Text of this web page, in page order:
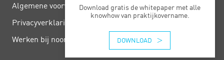
Download gratis de whitepaper met alle
knowhow van praktijkovername.
DOWNLOAD
Algemene voorwaarden
Privacy­verklaring
Werken bij noord negentig